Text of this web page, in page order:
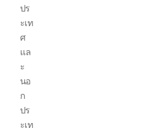
ปร
ะเท
ศ
แล
ะ
นอ
ก
ปร
ะเท